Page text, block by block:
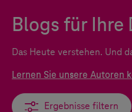
Blogs für
Das Heute verstehen. Und
Lernen Sie unsere Autoren
Ergebnisse filtern
Ergebnisse filtern